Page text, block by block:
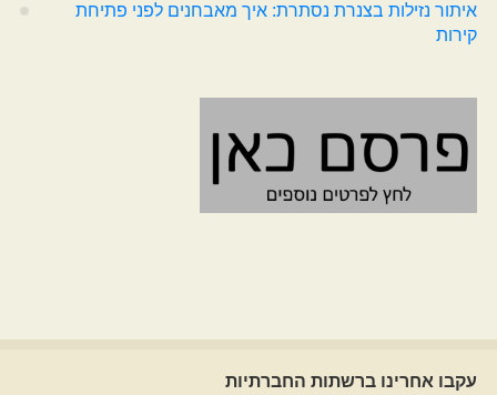
איתור נזילות בצנרת נסתרת: איך מאבחנים לפני פתיחת
קירות
עקבו אחרינו ברשתות החברתיות